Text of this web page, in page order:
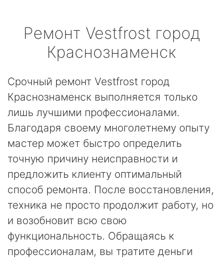
Ремонт Vestfrost город
Краснознаменск
Срочный ремонт Vestfrost город
Краснознаменск выполняется только
лишь лучшими профессионалами.
Благодаря своему многолетнему опыту
мастер может быстро определить
точную причину неисправности и
предложить клиенту оптимальный
способ ремонта. После восстановления,
техника не просто продолжит работу, но
и возобновит всю свою
функциональность. Обращаясь к
профессионалам, вы тратите деньги